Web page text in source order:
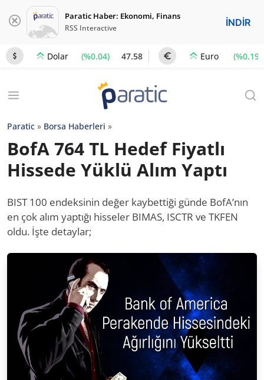
Paratic Haber: Ekonomi, Finans
RSS Interactive İNDİR
Dolar (%0.04) 47.58 Euro (%0.19)
Paratic » Borsa Haberleri »
BofA 764 TL Hedef Fiyatlı
Hissede Yüklü Alım Yaptı
BIST 100 endeksinin değer kaybettiği günde BofA’nın
en çok alım yaptığı hisseler BIMAS, ISCTR ve TKFEN
oldu. İşte detaylar;